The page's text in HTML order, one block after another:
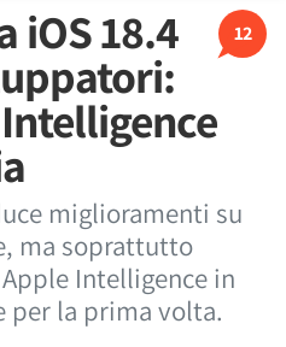
12
iOS 18.4
miglioramenti su
ma soprattutto
Intelligence in
per la prima volta.